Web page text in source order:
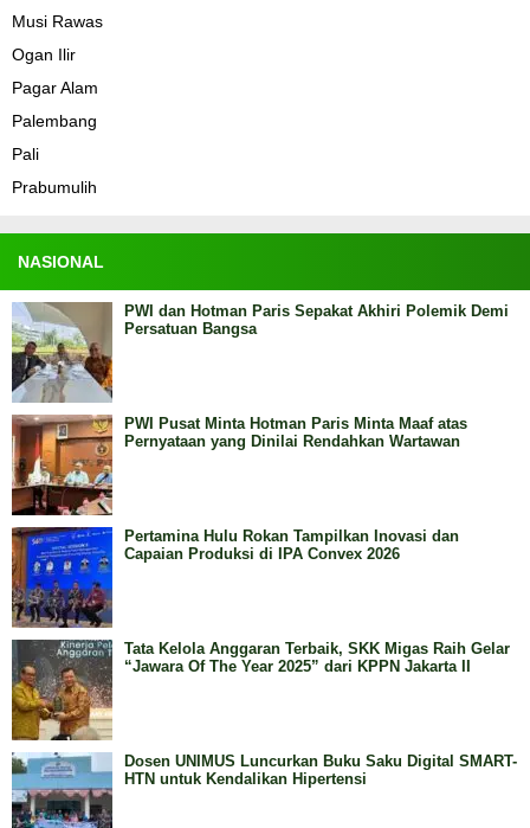
Musi Rawas
Ogan Ilir
Pagar Alam
Palembang
Pali
Prabumulih
NASIONAL
PWI dan Hotman Paris Sepakat Akhiri Polemik Demi
Persatuan Bangsa
PWI Pusat Minta Hotman Paris Minta Maaf atas
Pernyataan yang Dinilai Rendahkan Wartawan
Pertamina Hulu Rokan Tampilkan Inovasi dan
Capaian Produksi di IPA Convex 2026
Tata Kelola Anggaran Terbaik, SKK Migas Raih Gelar
“Jawara Of The Year 2025” dari KPPN Jakarta II
Dosen UNIMUS Luncurkan Buku Saku Digital SMART-
HTN untuk Kendalikan Hipertensi